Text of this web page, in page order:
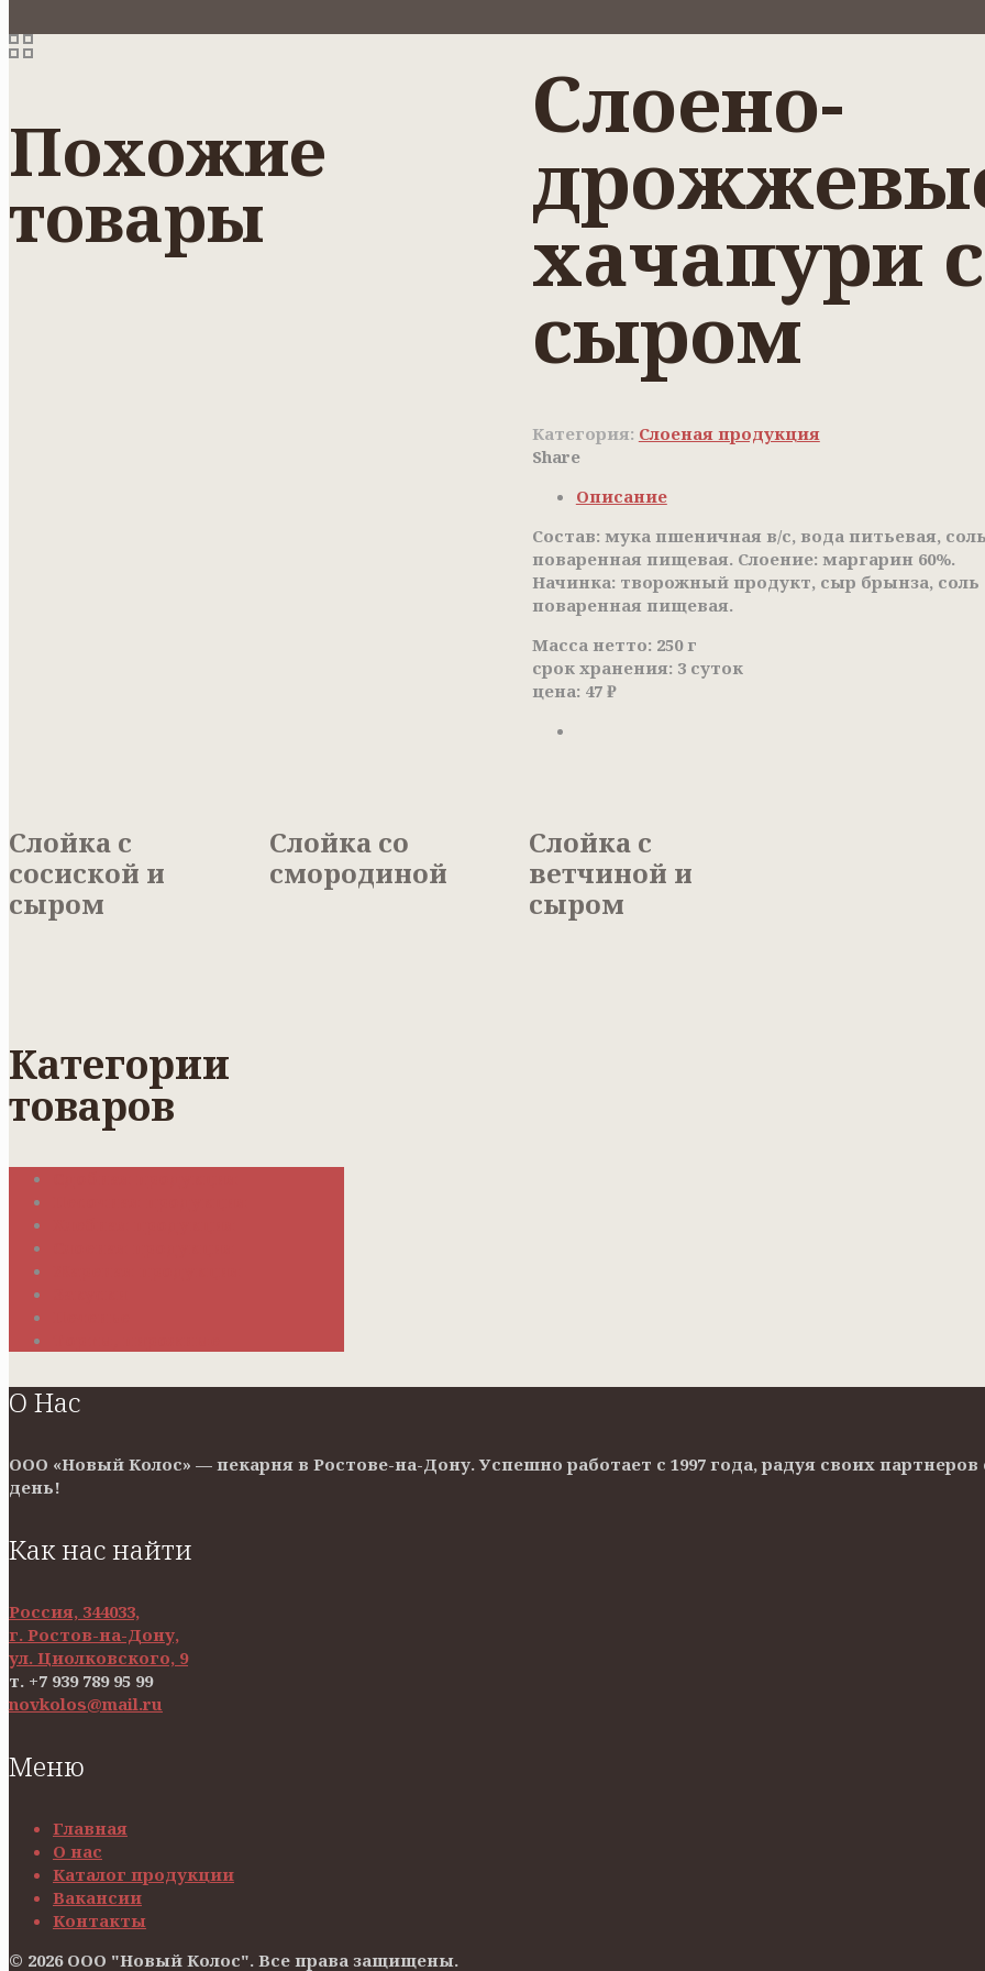
Слоено-
хачапури с
сыром
Категория: Слоеная продукция
Share
Описание
Состав: мука пшеничная в/с, вода питьевая,
поваренная пищевая. Слоение: маргарин 60%.
Начинка: творожный продукт, сыр брынза, соль
поваренная пищевая.
Масса нетто: 250 г
срок хранения: 3 суток
цена: 47 ₽
Похожие
товары
Слойка с
сосиской и
сыром
Слойка со
смородиной
Слойка с
ветчиной и
сыром
Категории
товаров
О Нас
ООО «Новый Колос» — пекарня в Ростове-на-Дону. Успешно работает с 1997 года, радуя своих
день!
Как нас найти
Россия, 344033,
г. Ростов-на-Дону,
ул. Циолковского, 9
т. +7 939 789 95 99
novkolos@mail.ru
Меню
Главная
О нас
Каталог продукции
Вакансии
Контакты
© 2026 ООО "Новый Колос". Все права защищены.